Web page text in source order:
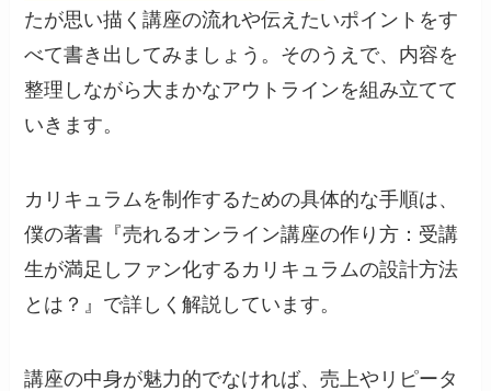
たが思い描く講座の流れや伝えたいポイントをす
べて書き出してみましょう。そのうえで、内容を
整理しながら大まかなアウトラインを組み立てて
いきます。
カリキュラムを制作するための具体的な手順は、
僕の著書『売れるオンライン講座の作り方：受講
生が満足しファン化するカリキュラムの設計方法
とは？』で詳しく解説しています。
講座の中身が魅力的でなければ、売上やリピータ